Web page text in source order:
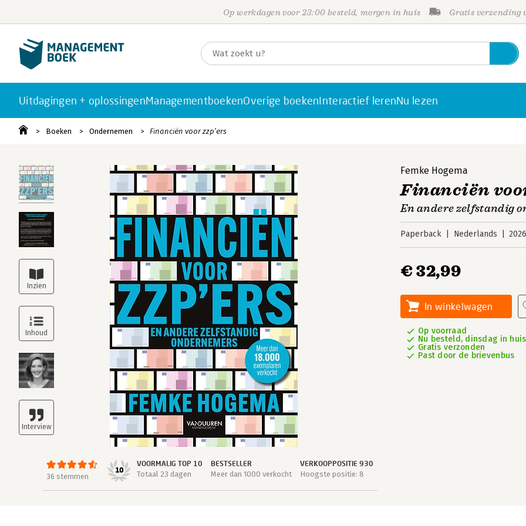
Op werkdagen voor 23:00 besteld, morgen in huis Gratis verzending
Uitdagingen + oplossingenManagementboekenOverige boekenInteractief lerenNu lezen
Boeken Ondernemen Financiën voor zzp’ers
36 stemmen
10
VOORMALIG TOP 10
Totaal 23 dagen
BESTSELLER
Meer dan 1000 verkocht
VERKOOPPOSITIE 930
Hoogste positie: 8
Femke Hogema
Financiën
En andere zelfstandig
Paperback Nederlands
€ 32,99
In winkelwagen
Op voorraad
Nu besteld, dinsdag in huis
Gratis verzonden
Past door de brievenbus